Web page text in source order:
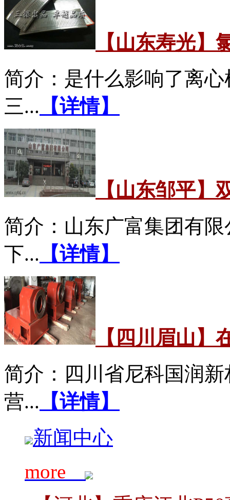
【山东寿光】
简介：是什么影响了离
三... 【详情】
【山东邹平】
简介：山东广富集团有
下... 【详情】
【四川眉山】
简介：四川省尼科国润
营... 【详情】
新闻中心
more